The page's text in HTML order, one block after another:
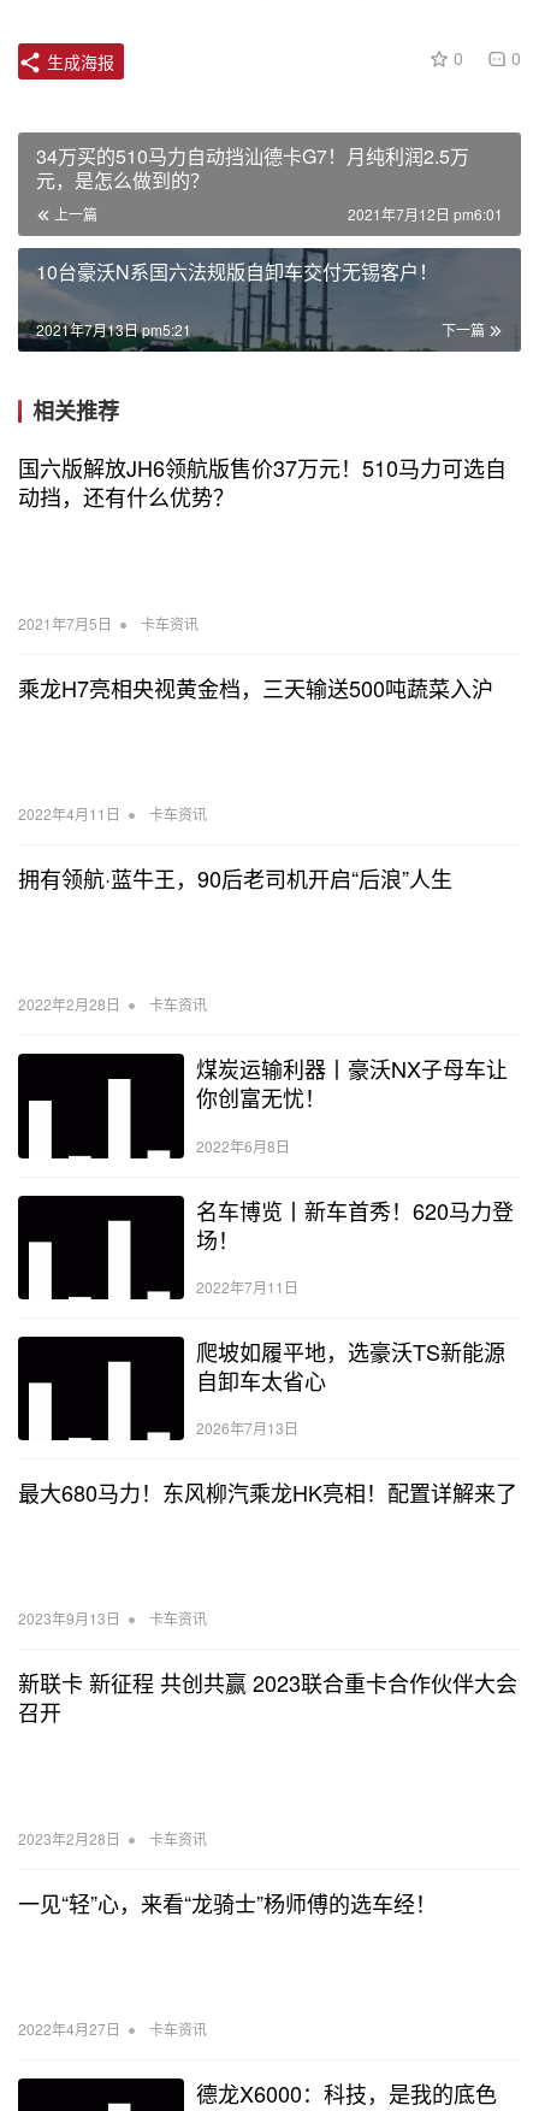
0 0
生成海报
34万买的510马力自动挡汕德卡G7！月纯利润2.5万
元，是怎么做到的？
上一篇 2021年7月12日 pm6:01
10台豪沃N系国六法规版自卸车交付无锡客户！
下一篇
2021年7月13日 pm5:21
相关推荐
国六版解放JH6领航版售价37万元！510马力可选自
动挡，还有什么优势？
2021年7月5日 • 卡车资讯
乘龙H7亮相央视黄金档，三天输送500吨蔬菜入沪
2022年4月11日 • 卡车资讯
拥有领航·蓝牛王，90后老司机开启“后浪”人生
2022年2月28日 • 卡车资讯
煤炭运输利器丨豪沃NX子母车让
你创富无忧！
2022年6月8日
名车博览丨新车首秀！620马力登
场！
2022年7月11日
爬坡如履平地，选豪沃TS新能源
自卸车太省心
2026年7月13日
最大680马力！东风柳汽乘龙HK亮相！配置详解来了
2023年9月13日 • 卡车资讯
新联卡 新征程 共创共赢 2023联合重卡合作伙伴大会
召开
2023年2月28日 • 卡车资讯
一见“轻”心，来看“龙骑士”杨师傅的选车经！
2022年4月27日 • 卡车资讯
德龙X6000：科技，是我的底色